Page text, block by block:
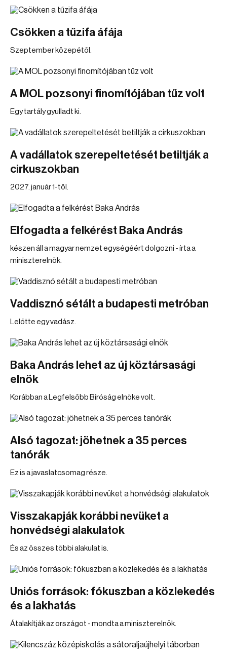
Csökken a tűzifa áfája
Szeptember közepétől.
A MOL pozsonyi finomítójában tűz volt
Egy tartály gyulladt ki.
A vadállatok szerepeltetését betiltják a
cirkuszokban
2027. január 1-től.
Elfogadta a felkérést Baka András
készen áll a magyar nemzet egységéért dolgozni - írta a
miniszterelnök.
Vaddisznó sétált a budapesti metróban
Lelőtte egy vadász.
Baka András lehet az új köztársasági
elnök
Korábban a Legfelsőbb Bíróság elnöke volt.
Alsó tagozat: jöhetnek a 35 perces
tanórák
Ez is a javaslatcsomag része.
Visszakapják korábbi nevüket a
honvédségi alakulatok
És az összes többi alakulat is.
Uniós források: fókuszban a közlekedés
és a lakhatás
Átalakítják az országot - mondta a miniszterelnök.